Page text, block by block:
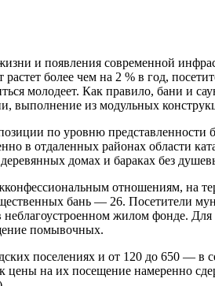
и появления современной
более чем на 2 % в год,
молодеет. Как правило, бани и
выполнение из модульных
по уровню
отдаленных районах области
домах и бараках без
отношениям, на
бань — 26. Посетители
жилом фонде. Для
помывочных.
поселениях и от 120 до 650 —
на их посещение намеренно